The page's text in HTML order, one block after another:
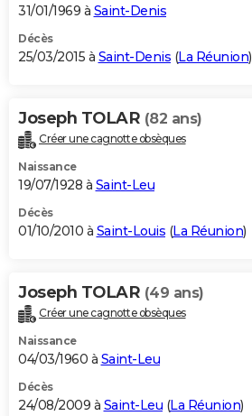
31/01/1969 à Saint-Denis
Décès
25/03/2015 à Saint-Denis (La Réunion)
Joseph TOLAR (82 ans)
Créer une cagnotte obsèques
Naissance
19/07/1928 à Saint-Leu
Décès
01/10/2010 à Saint-Louis (La Réunion)
Joseph TOLAR (49 ans)
Créer une cagnotte obsèques
Naissance
04/03/1960 à Saint-Leu
Décès
24/08/2009 à Saint-Leu (La Réunion)